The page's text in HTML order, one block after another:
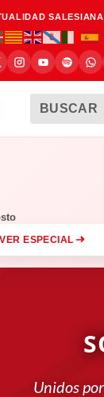
SALESIANA
BUSCAR
VER ESPECIAL
Unidos